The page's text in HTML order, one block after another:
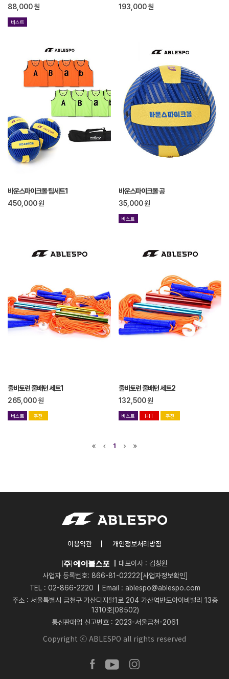
88,000원
베스트
193,000원
바운스파이크볼 팀세트1
450,000원
바운스파이크볼 공
35,000원
베스트
줄바토런 줄배턴 세트1
265,000원
베스트 추천
줄바토런 줄배턴 세트2
132,500원
베스트 HIT 추천
1
이용약관 개인정보처리방침
대표이사 : 김창원
사업자 등록번호: 866-81-02222 [사업자정보확인]
TEL : 02-866-2220 Email : ablespo@ablespo.com
주소 : 서울특별시 금천구 가산디지털1로 204 가산역반도아이비밸리 13층
1310호(08502)
통신판매업 신고번호 : 2023-서울금천-2061
Copyright ⓒ ABLESPO all rights reserved